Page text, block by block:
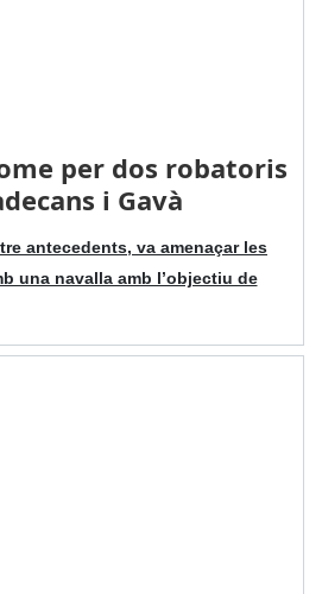
per dos robatoris
i Gavà
antecedents, va amenaçar les
una navalla amb l’objectiu de